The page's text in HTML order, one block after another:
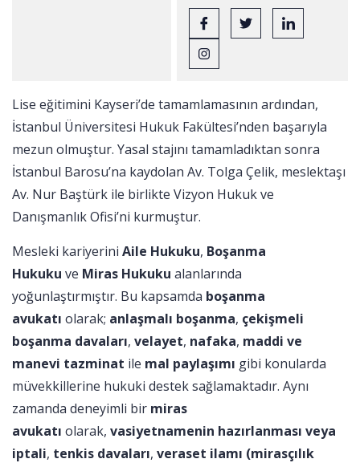
Lise eğitimini Kayseri’de tamamlamasının ardından,
İstanbul Üniversitesi Hukuk Fakültesi’nden başarıyla
mezun olmuştur. Yasal stajını tamamladıktan sonra
İstanbul Barosu’na kaydolan Av. Tolga Çelik, meslektaşı
Av. Nur Baştürk ile birlikte Vizyon Hukuk ve
Danışmanlık Ofisi’ni kurmuştur.
Mesleki kariyerini Aile Hukuku, Boşanma
Hukuku ve Miras Hukuku alanlarında
yoğunlaştırmıştır. Bu kapsamda boşanma
avukatı olarak; anlaşmalı boşanma, çekişmeli
boşanma davaları, velayet, nafaka, maddi ve
manevi tazminat ile mal paylaşımı gibi konularda
müvekkillerine hukuki destek sağlamaktadır. Aynı
zamanda deneyimli bir miras
avukatı olarak, vasiyetnamenin hazırlanması veya
iptali, tenkis davaları, veraset ilamı (mirasçılık